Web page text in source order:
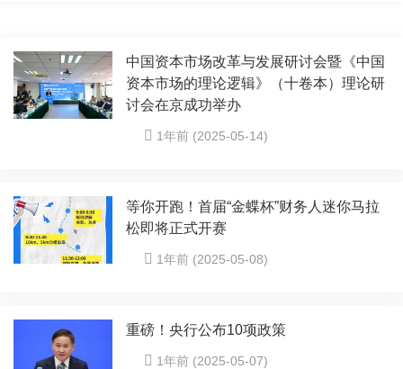
中国资本市场改革与发展研讨会暨《中国
资本市场的理论逻辑》（十卷本）理论研
讨会在京成功举办
1年前 (2025-05-14)
等你开跑！首届“金蝶杯”财务人迷你马拉
松即将正式开赛
1年前 (2025-05-08)
重磅！央行公布10项政策
1年前 (2025-05-07)